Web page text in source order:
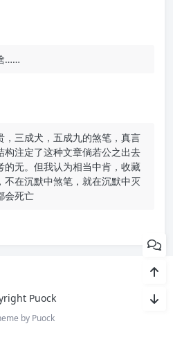
……
，三成犬，五成九的煞笔，真言
构注定了这种文章倘若公之出去
的无。但我认为相当中肯，收藏
不在沉默中煞笔，就在沉默中灭
会死亡
Puock
by Puock